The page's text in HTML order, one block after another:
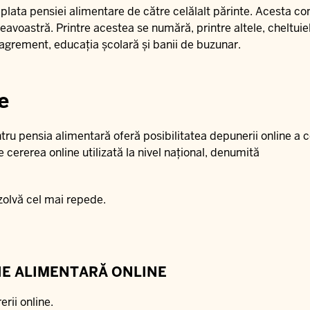
pensiei alimentare de către celălalt părinte. Acesta
Printre acestea se numără, printre altele,
educația școlară și banii de buzunar.
pensia alimentară oferă posibilitatea depunerii online a
online utilizată la nivel național, denumită
cel mai repede.
ALIMENTARĂ ONLINE
online.